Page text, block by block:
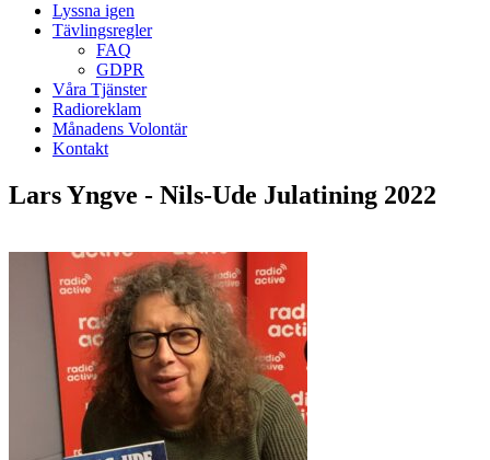
Lyssna igen
Tävlingsregler
FAQ
GDPR
Våra Tjänster
Radioreklam
Månadens Volontär
Kontakt
Lars Yngve - Nils-Ude Julatining 2022